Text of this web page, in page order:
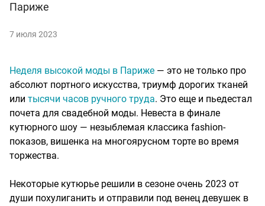
Париже
7 июля 2023
Неделя высокой моды в Париже — это не только про
абсолют портного искусства, триумф дорогих тканей
или тысячи часов ручного труда. Это еще и пьедестал
почета для свадебной моды. Невеста в финале
кутюрного шоу — незыблемая классика fashion-
показов, вишенка на многоярусном торте во время
торжества.
Некоторые кутюрье решили в сезоне очень 2023 от
души похулиганить и отправили под венец девушек в